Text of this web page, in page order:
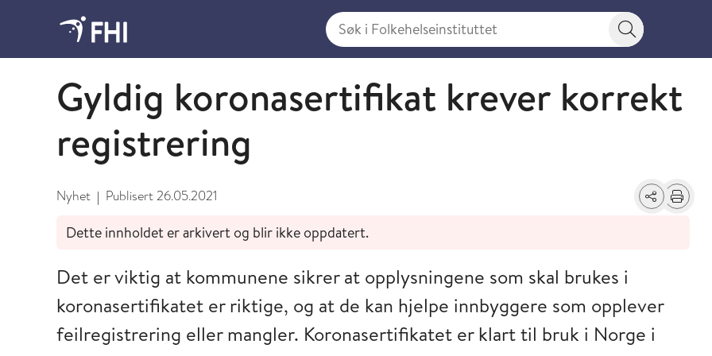
Søk i Folkehelseinstituttet
Søkeknapp
Mai
Gyldig koronasertifikat krever korrekt
registrering
Nyhet | Publisert26.05.2021 Del Skriv ut
Dette innholdet er arkivert og blir ikke oppdatert.
Det er viktig at kommunene sikrer at opplysningene som skal brukes i
koronasertifikatet er riktige, og at de kan hjelpe innbyggere som opplever
feilregistrering eller mangler. Koronasertifikatet er klart til bruk i Norge i